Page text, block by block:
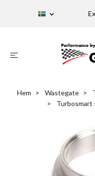
Hem Wastegate
Turbosmart